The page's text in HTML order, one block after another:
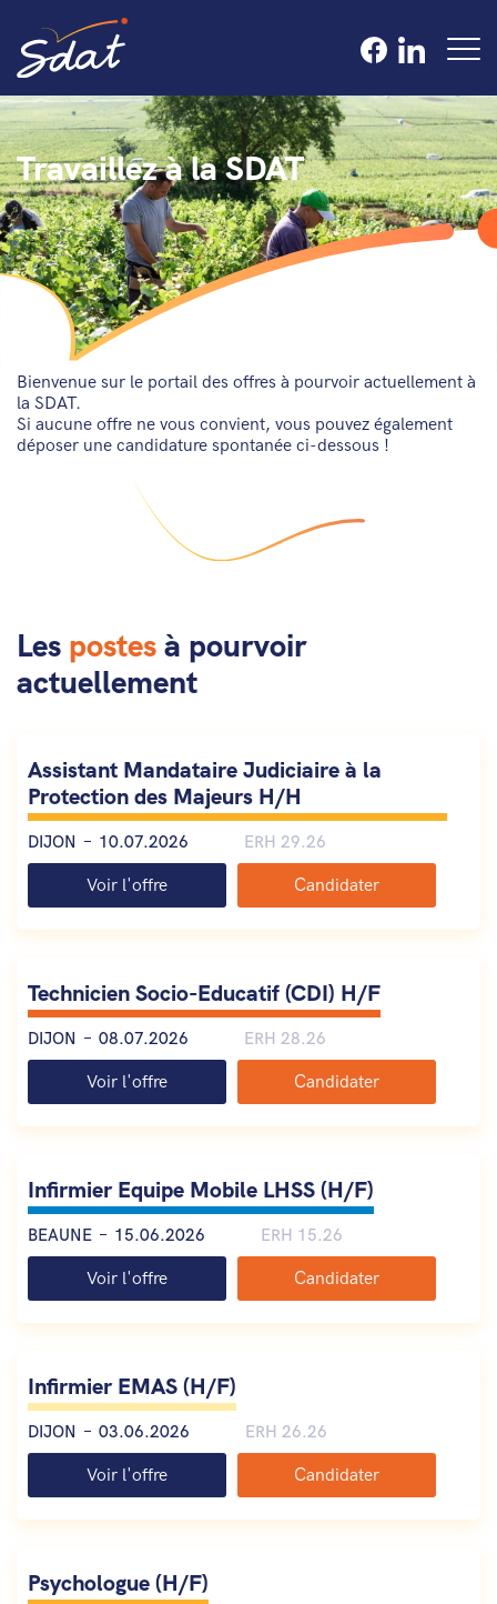
Travaillez à la SDAT
Bienvenue sur le portail des offres à pourvoir actuellement à
la SDAT.
Si aucune offre ne vous convient, vous pouvez également
déposer une candidature spontanée ci-dessous !
Les postesà pourvoir
actuellement
Assistant Mandataire Judiciaire à la
Protection des Majeurs H/H
DIJON 10.07.2026 ERH 29.26
Voir l'offre Candidater
Technicien Socio-Educatif (CDI) H/F
DIJON 08.07.2026 ERH 28.26
Voir l'offre Candidater
Infirmier Equipe Mobile LHSS (H/F)
BEAUNE 15.06.2026 ERH 15.26
Voir l'offre Candidater
Infirmier EMAS (H/F)
DIJON 03.06.2026 ERH 26.26
Voir l'offre Candidater
Psychologue (H/F)